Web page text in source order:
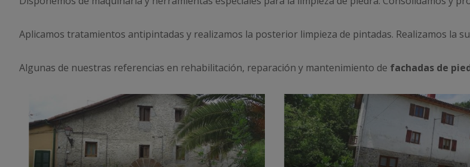
Aplicamos tratamientos antipintadas y realizamos la posterior limpieza de pintadas. Realizamos la
Algunas de nuestras referencias en rehabilitación, reparación y mantenimiento de fachadas de